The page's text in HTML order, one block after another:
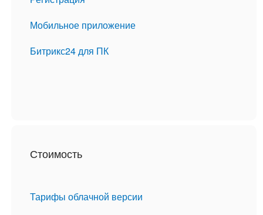
ВХОД
Мобильное приложение
Битрикс24 для ПК
Стоимость
Тарифы облачной версии